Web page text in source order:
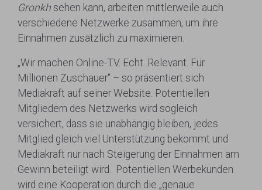
Gronkh sehen kann, arbeiten mittlerweile auch
verschiedene Netzwerke zusammen, um ihre
Einnahmen zusätzlich zu maximieren.
„Wir machen Online-TV. Echt. Relevant. Für
Millionen Zuschauer“ – so präsentiert sich
Mediakraft auf seiner Website. Potentiellen
Mitgliedern des Netzwerks wird sogleich
versichert, dass sie unabhängig bleiben, jedes
Mitglied gleich viel Unterstützung bekommt und
Mediakraft nur nach Steigerung der Einnahmen am
Gewinn beteiligt wird. Potentiellen Werbekunden
wird eine Kooperation durch die „genaue